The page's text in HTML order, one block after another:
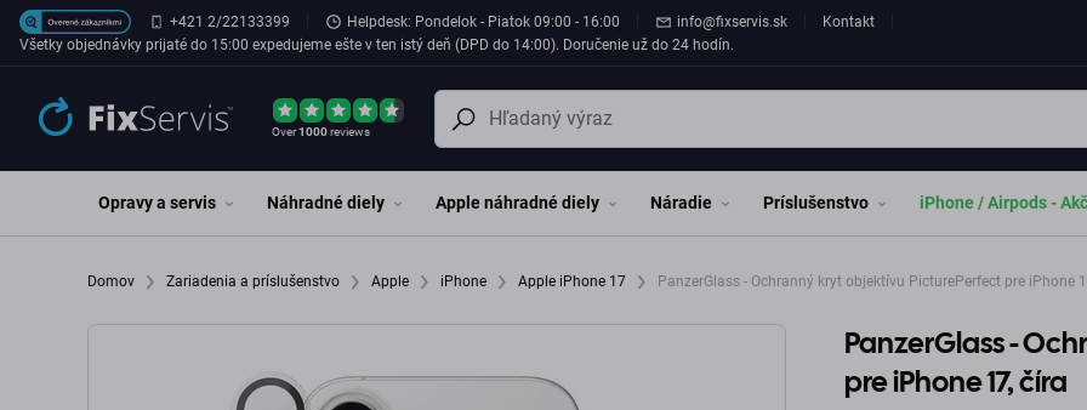
Preskočiť na hlavný obsah+421 2/22133399 Helpdesk: Pondelok - Piatok 09:00 - 16:00 info@fixservis.sk
Kontakt
Všetky objednávky prijaté do 15:00 expedujeme ešte v ten istý deň (DPD do 14:00). Doručenie už do 24 hodín.
Over1000reviews
Opravy a servis Náhradné diely Apple náhradné diely Náradie Príslušenstvo iPhone / Airpods -
Domov Zariadenia a príslušenstvo Apple iPhone Apple iPhone 17 PanzerGlass - Ochranný kryt objektívu PicturePerfect pre iPhone
PanzerGlass -
pre iPhone 17, číra